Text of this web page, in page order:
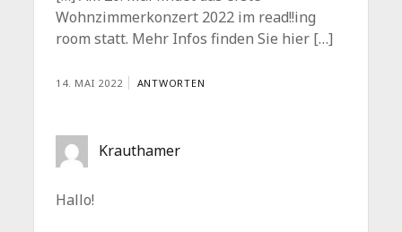
Wohnzimmerkonzert 2022 im read!!ing
room statt. Mehr Infos finden Sie hier […]
14. MAI 2022 ANTWORTEN
Krauthamer
Hallo!